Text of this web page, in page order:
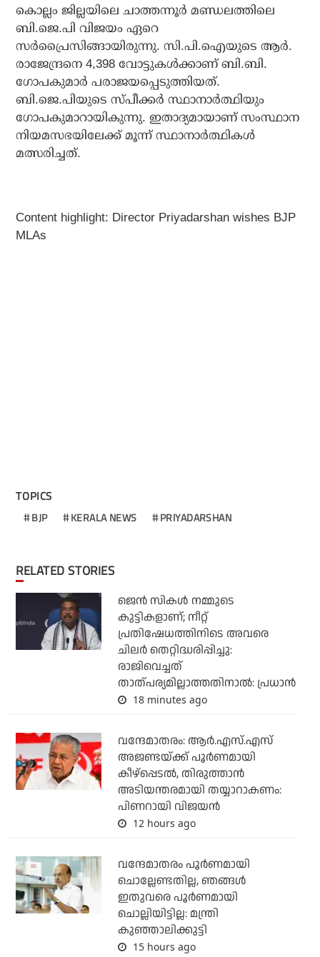
കൊല്ലം ജില്ലയിലെ ചാത്തന്നൂര്‍ മണ്ഡലത്തിലെ
ബി.ജെ.പി വിജയം ഏറെ
സര്‍പ്രൈസിങ്ങായിരുന്നു. സി.പി.ഐയുടെ ആര്‍.
രാജേന്ദ്രനെ 4,398 വോട്ടുകള്‍ക്കാണ് ബി.ബി.
ഗോപകുമാര്‍ പരാജയപ്പെടുത്തിയത്.
ബി.ജെ.പിയുടെ സ്പീക്കര്‍ സ്ഥാനാര്‍ത്ഥിയും
ഗോപകുമാറായികുന്നു. ഇതാദ്യമായാണ് സംസ്ഥാന
നിയമസഭയിലേക്ക് മൂന്ന് സ്ഥാനാര്‍ത്ഥികള്‍
മത്സരിച്ചത്.
Content highlight: Director Priyadarshan wishes BJP
MLAs
TOPICS
BJP KERALA NEWS PRIYADARSHAN
RELATED STORIES
ജെന്‍ സികള്‍ നമ്മുടെ
കുട്ടികളാണ്; നീറ്റ്
പ്രതിഷേധത്തിനിടെ അവരെ
ചിലര്‍ തെറ്റിദ്ധരിപ്പിച്ചു:
രാജിവെച്ചത്
താത്പര്യമില്ലാത്തതിനാല്‍: പ്രധാന്‍
18 minutes ago
വന്ദേമാതരം: ആര്‍.എസ്.എസ്
അജണ്ടയ്ക്ക് പൂര്‍ണമായി
കീഴ്‌പ്പെടല്‍, തിരുത്താന്‍
അടിയന്തരമായി തയ്യാറാകണം:
പിണറായി വിജയന്‍
12 hours ago
വന്ദേമാതരം പൂര്‍ണമായി
ചൊല്ലേണ്ടതില്ല, ഞങ്ങള്‍
ഇതുവരെ പൂര്‍ണമായി
ചൊല്ലിയിട്ടില്ല: മന്ത്രി
കുഞ്ഞാലിക്കുട്ടി
15 hours ago